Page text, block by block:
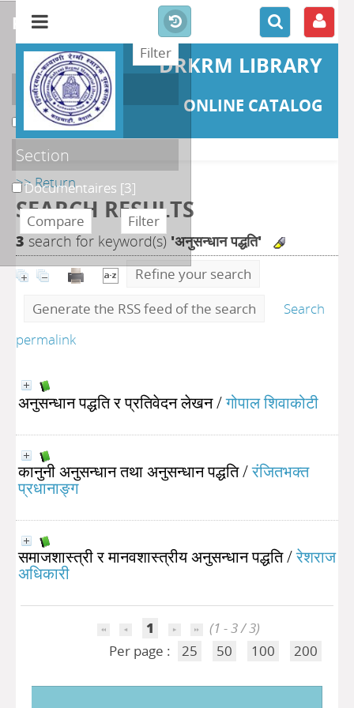
DRKRM LIBRARY
ONLINE CATALOG
>> Return
SEARCH RESULTS
3 search for keyword(s) 'अनुसन्धान पद्धति'
Refine your search
Generate the RSS feed of the search
Search
permalink
अनुसन्धान पद्धति र प्रतिवेदन लेखन/गोपाल शिवाकोटी
कानुनी अनुसन्धान तथा अनुसन्धान पद्धति/रंजितभक्त
प्रधानाङ्ग
समाजशास्त्री र मानवशास्त्रीय अनुसन्धान पद्धति/रेशराज
अधिकारी
1
(1 - 3 / 3)
Per page :
25 50 100 200
refine or compare
Localisation
DKRML[3]
Section
Documentaires [3]